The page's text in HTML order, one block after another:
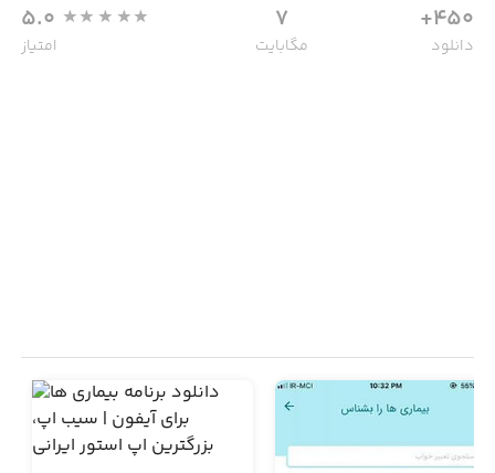
450+
دانلود
7
مگابایت
5.0
امتیاز